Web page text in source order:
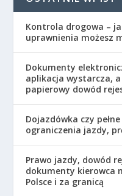
Kontrola drogowa –
uprawnienia możesz
Dokumenty
aplikacja wystarcza,
papierowy dowód
Dojazdówka czy
ograniczenia jazdy,
Prawo jazdy, dowód
dokumenty kierowca
Polsce i za granicą